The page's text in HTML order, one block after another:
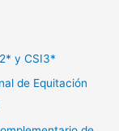
y CSI3*
de Equitación